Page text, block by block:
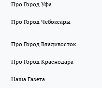
Про Город Уфа
Про Город Чебоксары
Про Город Владивосток
Про Город Краснодара
Наша Газета